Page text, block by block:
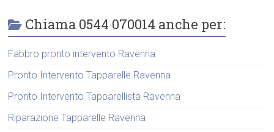
Chiama 0544 070014 anche per:
Fabbro pronto intervento Ravenna
Pronto Intervento Tapparelle Ravenna
Pronto Intervento Tapparellista Ravenna
Riparazione Tapparelle Ravenna